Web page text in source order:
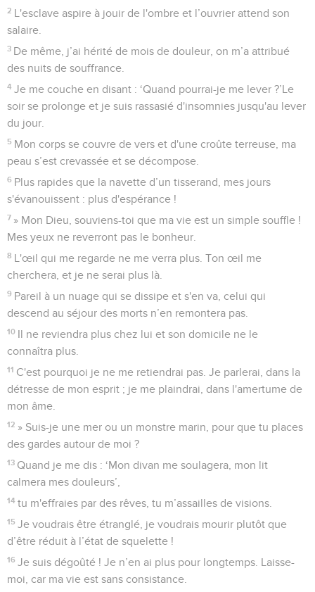
2 L'esclave aspire à jouir de l'ombre et l’ouvrier attend son
salaire.
3 De même, j’ai hérité de mois de douleur, on m’a attribué
des nuits de souffrance.
4 Je me couche en disant : ‘Quand pourrai-je me lever ?’Le
soir se prolonge et je suis rassasié d'insomnies jusqu'au lever
du jour.
5 Mon corps se couvre de vers et d'une croûte terreuse, ma
peau s’est crevassée et se décompose.
6 Plus rapides que la navette d’un tisserand, mes jours
s'évanouissent : plus d'espérance !
7 » Mon Dieu, souviens-toi que ma vie est un simple souffle !
Mes yeux ne reverront pas le bonheur.
8 L'œil qui me regarde ne me verra plus. Ton œil me
cherchera, et je ne serai plus là.
9 Pareil à un nuage qui se dissipe et s'en va, celui qui
descend au séjour des morts n’en remontera pas.
10 Il ne reviendra plus chez lui et son domicile ne le
connaîtra plus.
11 C'est pourquoi je ne me retiendrai pas. Je parlerai, dans la
détresse de mon esprit ; je me plaindrai, dans l'amertume de
mon âme.
12 » Suis-je une mer ou un monstre marin, pour que tu places
des gardes autour de moi ?
13 Quand je me dis : ‘Mon divan me soulagera, mon lit
calmera mes douleurs’,
14 tu m'effraies par des rêves, tu m’assailles de visions.
15 Je voudrais être étranglé, je voudrais mourir plutôt que
d’être réduit à l’état de squelette !
16 Je suis dégoûté ! Je n’en ai plus pour longtemps. Laisse-
moi, car ma vie est sans consistance.